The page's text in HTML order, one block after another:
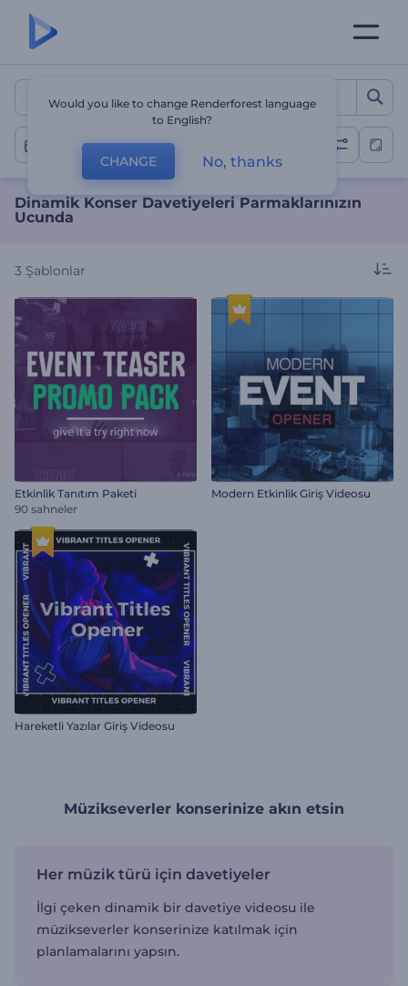
Dinamik Konser
Konser
Dinamik Konser Davetiyeleri Parmaklarınızın
Ucunda
3 Şablonlar
Etkinlik Tanıtım Paketi
90 sahneler
Modern Etkinlik Giriş Videosu
Hareketli Yazılar Giriş Videosu
Müzikseverler konserinize akın etsin
Her müzik türü için davetiyeler
İlgi çeken dinamik bir davetiye videosu ile
müzikseverler konserinize katılmak için
planlamalarını yapsın.
Would you like to change Renderforest language
to English?
CHANGE No, thanks